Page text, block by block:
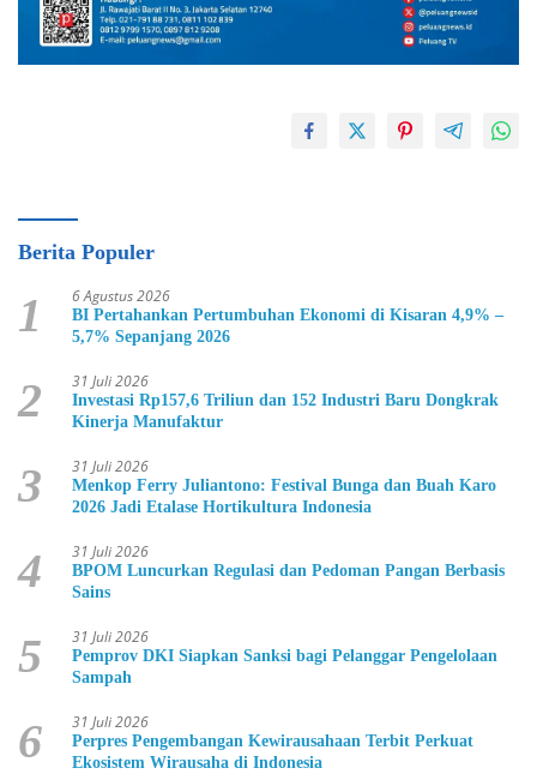
Berita Populer
1 6 Agustus 2026
BI Pertahankan Pertumbuhan Ekonomi di Kisaran 4,9% –
5,7% Sepanjang 2026
2 31 Juli 2026
Investasi Rp157,6 Triliun dan 152 Industri Baru Dongkrak
Kinerja Manufaktur
3 31 Juli 2026
Menkop Ferry Juliantono: Festival Bunga dan Buah Karo
2026 Jadi Etalase Hortikultura Indonesia
4 31 Juli 2026
BPOM Luncurkan Regulasi dan Pedoman Pangan Berbasis
Sains
5 31 Juli 2026
Pemprov DKI Siapkan Sanksi bagi Pelanggar Pengelolaan
Sampah
6 31 Juli 2026
Perpres Pengembangan Kewirausahaan Terbit Perkuat
Ekosistem Wirausaha di Indonesia